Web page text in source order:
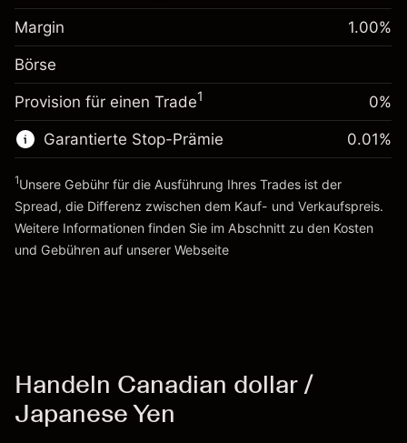
fremdfinanzierten
(-¥0)
Positionsgröße mit Hebelwirkung ~
Geld aus Hebelwirkung ~ $¥99,000
Zur Plattform
Margin. Ihre Investition
¥1,000
Anpassung der
Gebühren aus
fremdfinanzierten
Positionswert
%
(-¥8)
Positionsgröße mit Hebelwirkung ~
¥100,000
Zur Plattform
Margin 1.00%
Börse
Provision für einen Trade1 0%
Garantierte Stop-Prämie 0.01%
1Unsere Gebühr für die Ausführung Ihres Trades ist der
Spread, die Differenz zwischen dem Kauf- und Verkaufspreis.
Weitere Informationen finden Sie im Abschnitt zu den Kosten
und Gebühren auf unserer Webseite
Handeln Canadian dollar /
Japanese Yen